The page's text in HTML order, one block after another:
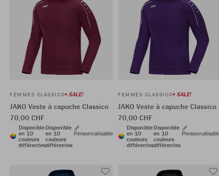
FEMMES CLASSICO SALE!
JAKO Veste à capuche Classico
70,00 CHF
Disponible
en 10
couleurs
différentes
Disponible
en 10
couleurs
différentes
Personnalisable
FEMMES CLASSICO SALE!
JAKO Veste à capuche Classico
70,00 CHF
Disponible
en 10
couleurs
différentes
Disponible
en 10
couleurs
différentes